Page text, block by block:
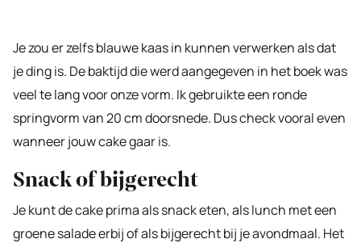
Je zou er zelfs blauwe kaas in kunnen verwerken als dat
je ding is. De baktijd die werd aangegeven in het boek was
veel te lang voor onze vorm. Ik gebruikte een ronde
springvorm van 20 cm doorsnede. Dus check vooral even
wanneer jouw cake gaar is.
Snack of bijgerecht
Je kunt de cake prima als snack eten, als lunch met een
groene salade erbij of als bijgerecht bij je avondmaal. Het